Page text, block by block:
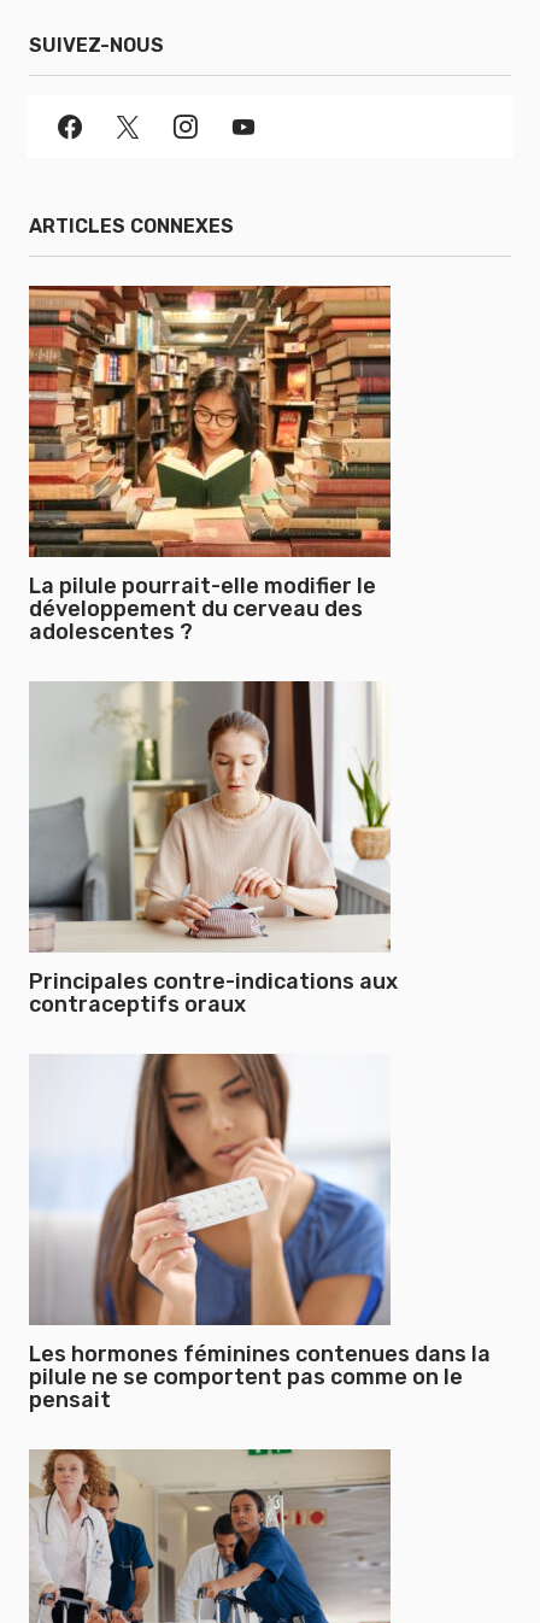
SUIVEZ-NOUS
ARTICLES CONNEXES
La pilule pourrait-elle modifier le
développement du cerveau des
adolescentes ?
Principales contre-indications aux
contraceptifs oraux
Les hormones féminines contenues dans la
pilule ne se comportent pas comme on le
pensait